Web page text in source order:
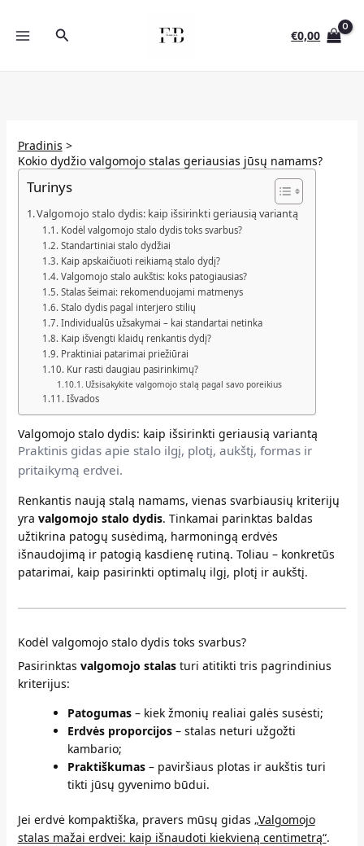
turinio
Paieška €0,00
Pradinis
Kokio dydžio valgomojo stalas geriausias jūsų namams?
Turinys
Valgomojo stalo dydis: kaip išsirinkti geriausią variantą
Kodėl valgomojo stalo dydis toks svarbus?
Standartiniai stalo dydžiai
Kaip apskaičiuoti reikiamą stalo dydį?
Valgomojo stalo aukštis: koks patogiausias?
Stalas šeimai: rekomenduojami matmenys
Stalo dydis pagal interjero stilių
Individualūs užsakymai – kai standartai netinka
Kaip išvengti klaidų renkantis dydį?
Praktiniai patarimai priežiūrai
Kur rasti daugiau pasirinkimų?
Užsisakykite valgomojo stalą pagal savo poreikius
Išvados
Valgomojo stalo dydis: kaip išsirinkti geriausią variantą
Praktinis gidas apie stalo ilgį, plotį, aukštį, formas ir
pritaikymą erdvei.
Renkantis naują stalą namams, vienas svarbiausių kriterijų
yra valgomojo stalo dydis. Tinkamai parinktas baldas
užtikrina patogų susėdimą, harmoningą erdvės
išnaudojimą ir patogią kasdienę rutiną. Toliau – konkretūs
patarimai, kaip pasirinkti optimalų ilgį, plotį ir aukštį.
Kodėl valgomojo stalo dydis toks svarbus?
Pasirinktas valgomojo stalasturi atitikti tris pagrindinius
kriterijus:
Patogumas– kiek žmonių realiai galės susėsti;
Erdvės proporcijos– stalas neturi užgožti
kambario;
Praktiškumas– paviršiaus plotas ir aukštis turi
tikti jūsų gyvenimo būdui.
Jei erdvė kompaktiška, pravers mūsų gidas „Valgomojo
stalas mažai erdvei: kaip išnaudoti kiekvieną centimetrą“.